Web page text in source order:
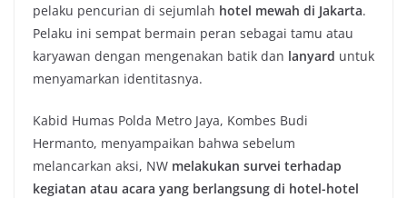
pelaku pencurian di sejumlah hotel mewah di Jakarta.
Pelaku ini sempat bermain peran sebagai tamu atau
karyawan dengan mengenakan batik dan lanyard untuk
menyamarkan identitasnya.
Kabid Humas Polda Metro Jaya, Kombes Budi
Hermanto, menyampaikan bahwa sebelum
melancarkan aksi, NW melakukan survei terhadap
kegiatan atau acara yang berlangsung di hotel-hotel